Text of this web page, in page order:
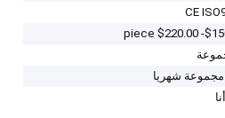
CE
$150.00-